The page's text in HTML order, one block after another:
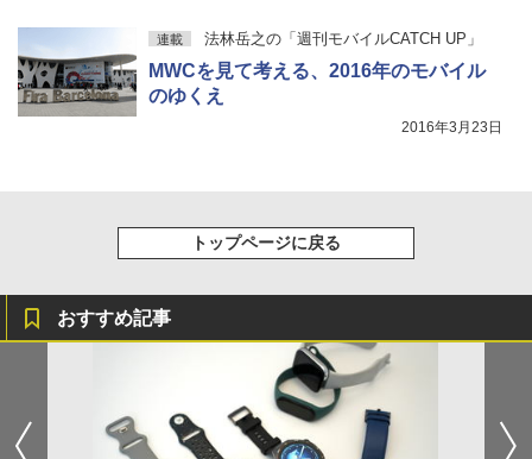
連載 法林岳之の「週刊モバイルCATCH UP」
MWCを見て考える、2016年のモバイル
のゆくえ
2016年3月23日
トップページに戻る
おすすめ記事